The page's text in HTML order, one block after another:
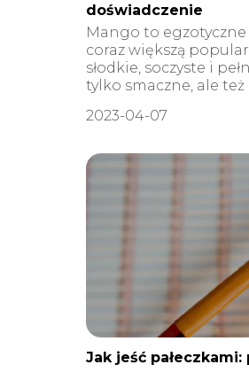
doświadczenie
Mango to
coraz większą
słodkie, soczyste i
tylko smaczne, ale też
2023-04-07
Jak jeść